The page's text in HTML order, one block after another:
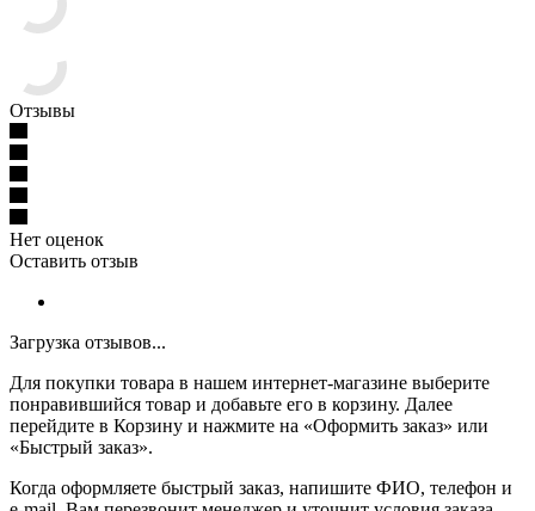
Отзывы
Нет оценок
Оставить отзыв
Загрузка отзывов...
Для покупки товара в нашем интернет-магазине выберите
понравившийся товар и добавьте его в корзину. Далее
перейдите в Корзину и нажмите на «Оформить заказ» или
«Быстрый заказ».
Когда оформляете быстрый заказ, напишите ФИО, телефон и